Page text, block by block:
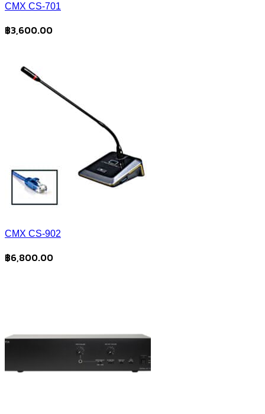
CMX CS-701
฿3,600.00
CMX CS-902
฿6,800.00